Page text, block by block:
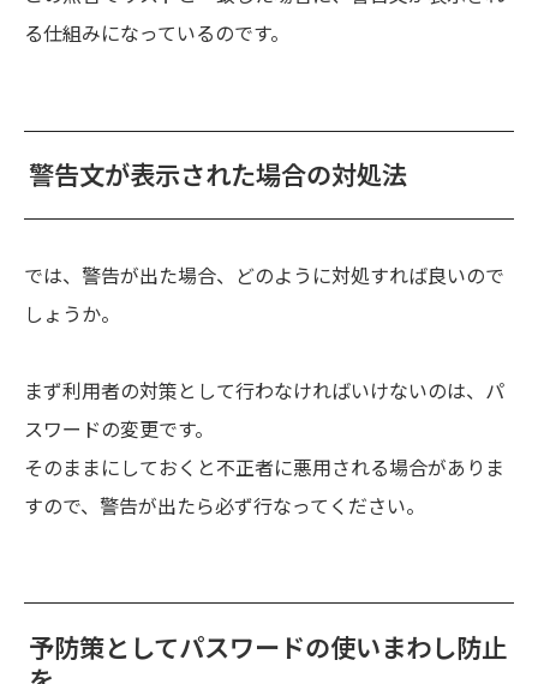
る仕組みになっているのです。
警告文が表示された場合の対処法
では、警告が出た場合、どのように対処すれば良いので
しょうか。
まず利用者の対策として行わなければいけないのは、パ
スワードの変更です。
そのままにしておくと不正者に悪用される場合がありま
すので、警告が出たら必ず行なってください。
予防策としてパスワードの使いまわし防止